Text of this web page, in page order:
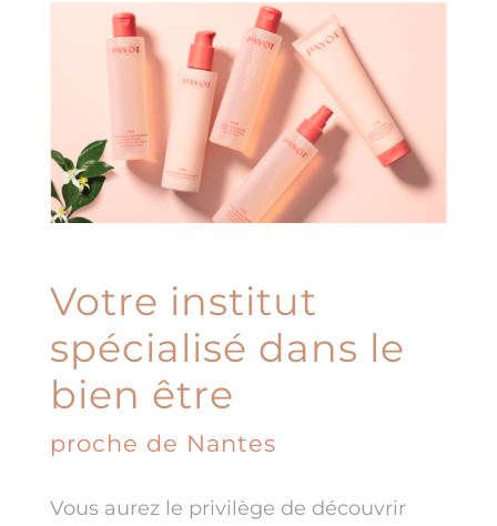
Votre institut
spécialisé dans le
bien être
proche de Nantes
Vous aurez le privilège de découvrir